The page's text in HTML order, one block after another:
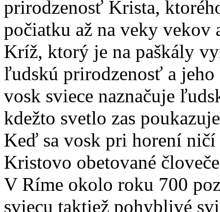
prirodzenosť Krista,
počiatku až na veky vekov
Kríž, ktorý je na paškály
ľudskú prirodzenosť a
vosk sviece naznačuje
kdežto svetlo zas
Keď sa vosk pri horení
Kristovo obetované
V Ríme okolo roku 700
sviecu taktiež pohyblivé